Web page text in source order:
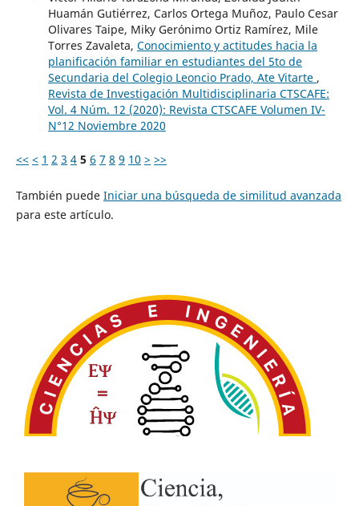
Huamán Gutiérrez, Carlos Ortega Muñoz, Paulo Cesar
Olivares Taipe, Miky Gerónimo Ortiz Ramírez, Mile
Torres Zavaleta, Conocimiento y actitudes hacia la
planificación familiar en estudiantes del 5to de
Secundaria del Colegio Leoncio Prado, Ate Vitarte ,
Revista de Investigación Multidisciplinaria CTSCAFE:
Vol. 4 Núm. 12 (2020): Revista CTSCAFE Volumen IV-
N°12 Noviembre 2020
<< < 1 2 3 4 5 6 7 8 9 10 > >>
También puede Iniciar una búsqueda de similitud avanzada
para este artículo.